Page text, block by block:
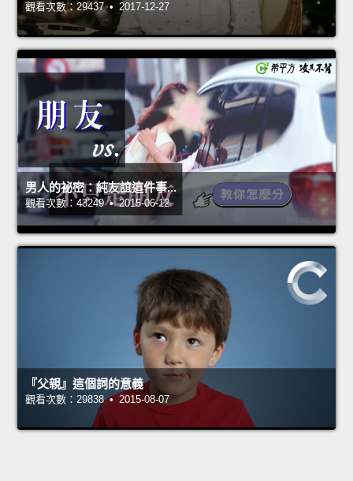
觀看次數：29437 • 2017-12-27
男人的祕密：純友誼這件事...
觀看次數：43249 • 2015-06-12
『父親』這個詞的意義
觀看次數：29838 • 2015-08-07